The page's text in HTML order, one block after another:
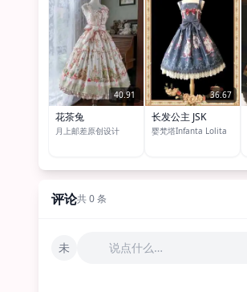
40.91
花茶兔
月上邮差原创设计
36.67
长发公主 JSK
婴梵塔Infanta Lolita
评论共 0 条
未 说点什么…